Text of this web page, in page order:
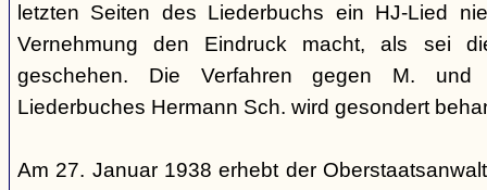
letzten Seiten des Liederbuchs ein HJ-Lied
Vernehmung den Eindruck macht, als sei
geschehen. Die Verfahren gegen M. und
Liederbuches Hermann Sch. wird gesondert
Am 27. Januar 1938 erhebt der